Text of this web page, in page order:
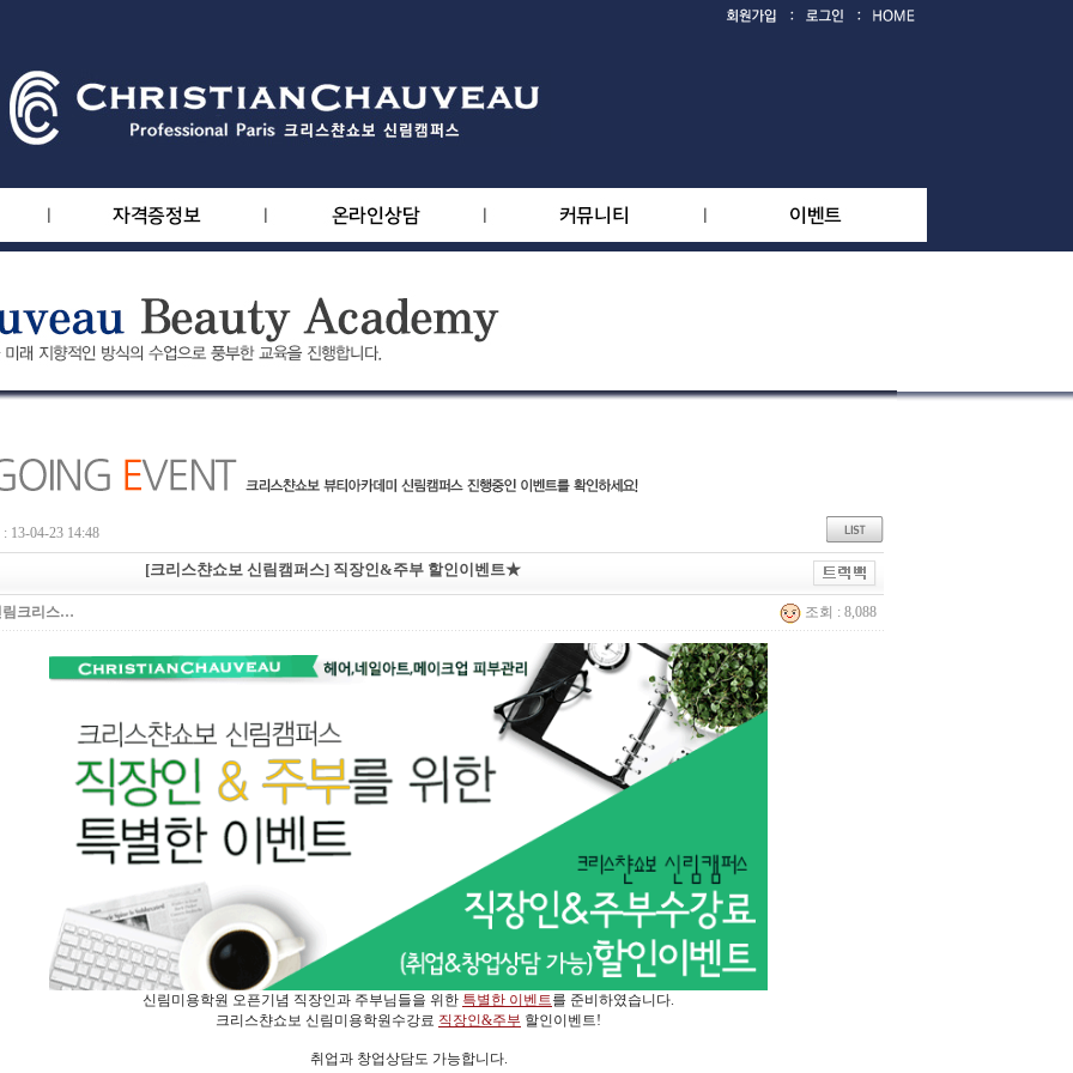
13-04-23 14:48
[크리스챤쇼보 신림캠퍼스] 직장인&주부 할인이벤트★
림크리스… 조회 : 8,088
신림미용학원 오픈기념 직장인과 주부님들을 위한 특별한 이벤트를 준비하였습니다.
크리스챤쇼보 신림미용학원수강료 직장인&주부 할인이벤트!
취업과 창업상담도 가능합니다.